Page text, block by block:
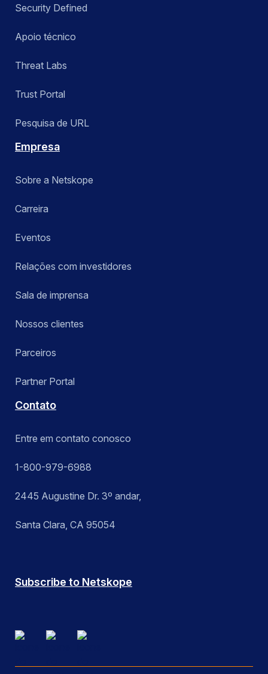
Security Defined
Apoio técnico
Threat Labs
Trust Portal
Pesquisa de URL
Empresa
Sobre a Netskope
Carreira
Eventos
Relações com investidores
Sala de imprensa
Nossos clientes
Parceiros
Partner Portal
Contato
Entre em contato conosco
1-800-979-6988
2445 Augustine Dr. 3º andar,
Santa Clara, CA 95054
Subscribe to Netskope